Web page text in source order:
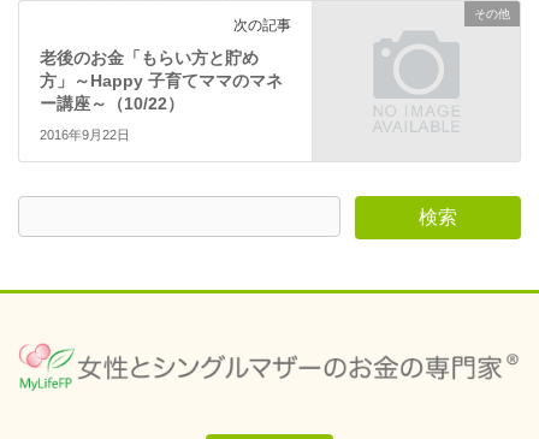
その他
次の記事
老後のお金「もらい方と貯め
方」～Happy 子育てママのマネ
ー講座～（10/22）
2016年9月22日